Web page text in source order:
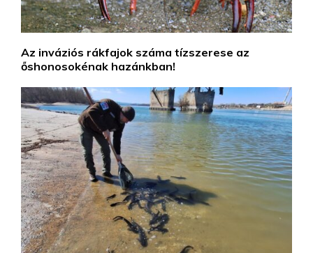
Az inváziós rákfajok száma tízszerese az
őshonosokénak hazánkban!